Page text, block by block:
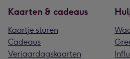
Kaarten & cadeaus
Kaartje sturen
Cadeaus
Verjaardagskaarten